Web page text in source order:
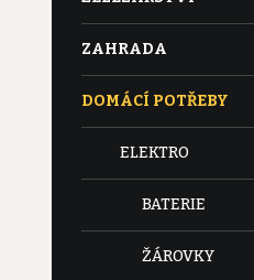
ZAHRADA
DOMÁCÍ POTŘEBY
ELEKTRO
BATERIE
ŽÁROVKY